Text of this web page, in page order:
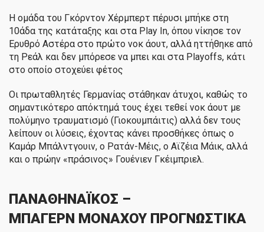
Η ομάδα του Γκόρντον Χέρμπερτ πέρυσι μπήκε στη
10άδα της κατάταξης και στα Play In, όπου νίκησε τον
Ερυθρό Αστέρα στο πρώτο νοκ άουτ, αλλά ηττήθηκε από
τη Ρεάλ και δεν μπόρεσε να μπει και στα Playoffs, κάτι
στο οποίο στοχεύει φέτος
Οι πρωταθλητές Γερμανίας στάθηκαν άτυχοι, καθώς το
σημαντικότερο απόκτημά τους έχει τεθεί νοκ άουτ με
πολύμηνο τραυματισμό (Γιοκουμπάιτις) αλλά δεν τους
λείπουν οι λύσεις, έχοντας κάνει προσθήκες όπως ο
Καμάρ Μπάλντγουιν, ο Ρατάν-Μέις, ο Αϊζέια Μάικ, αλλά
και ο πρώην «πράσινος» Γουένιεν Γκέιμπριελ.
ΠΑΝΑΘΗΝΑΪΚΟΣ –
ΜΠΑΓΕΡΝ ΜΟΝΑΧΟΥ ΠΡΟΓΝΩΣΤΙΚΑ